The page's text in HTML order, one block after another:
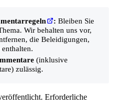
: Bleiben Sie
Wir behalten uns vor,
die Beleidigungen,
(inklusive
zulässig.
Erforderliche